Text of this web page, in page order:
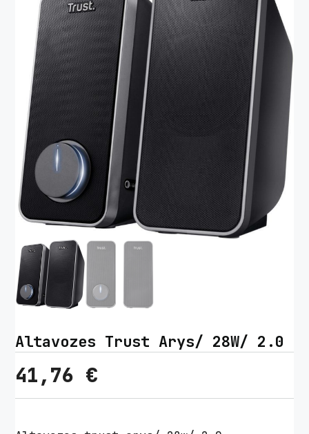
Altavozes Trust Arys/ 28W/ 2.0
41,76 €